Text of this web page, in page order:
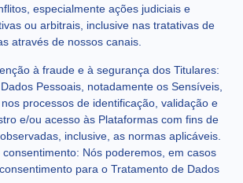
especialmente ações judiciais e
ou arbitrais, inclusive nas tratativas de
através de nossos canais.
à fraude e à segurança dos Titulares:
Pessoais, notadamente os Sensíveis,
processos de identificação, validação e
e/ou acesso às Plataformas com fins de
inclusive, as normas aplicáveis.
Nós poderemos, em casos
para o Tratamento de Dados